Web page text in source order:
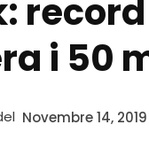
i 50
Novembre 14, 2019